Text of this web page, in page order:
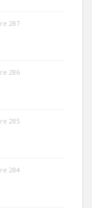
287
286
285
284